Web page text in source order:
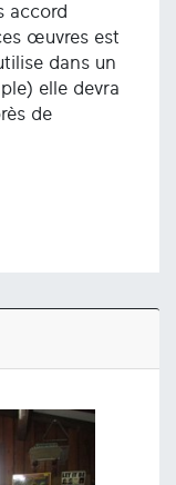
accord
œuvres est
dans un
elle devra
de